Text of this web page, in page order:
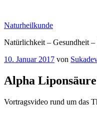
springen
Naturheilkunde
Natürlichkeit – Gesundheit –
Veröffentlicht
10. Januar 2017 von
Alpha
Vortragsvideo rund um das